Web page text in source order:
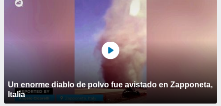
Un enorme diablo de polvo fue avistado en Zapponeta,
Italia